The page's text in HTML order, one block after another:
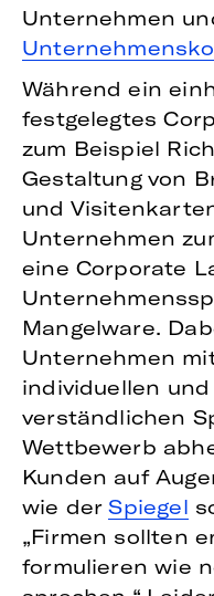
Unternehmen
Während ein
festgelegtes
zum Beispiel
Gestaltung von
und
Unternehmen
eine Corporate
Mangelware.
Unternehmen
individuellen und
verständlichen
Wettbewerb
Kunden auf
wie derSpiegel
„Firmen sollten
formulieren wie